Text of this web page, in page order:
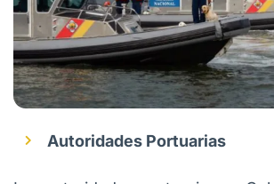
Autoridades Portuarias